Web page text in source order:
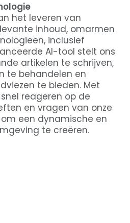
het leveren van
inhoud, omarmen
inclusief
AI-tool stelt ons
artikelen te schrijven,
te behandelen en
te bieden. Met
reageren op de
en vragen van onze
een dynamische en
te creëren.